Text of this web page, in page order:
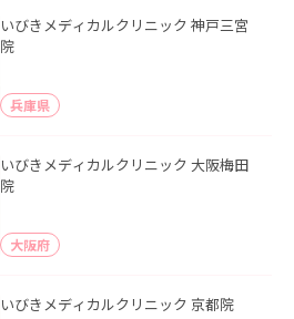
いびきメディカルクリニック 神戸三宮
院
兵庫県
いびきメディカルクリニック 大阪梅田
院
大阪府
いびきメディカルクリニック 京都院